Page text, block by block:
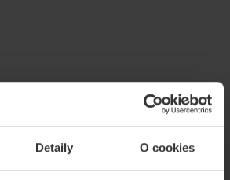
Detaily O cookies